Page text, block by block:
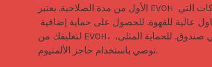
الأول من مدة الصلاحية. يعتبر EVOH خيارًا رائعًا للشركات التي
لتغليفك من EVOH، نوصي بوضعها في صندوق. للحماية المثلى،
نوصي باستخدام حاجز الألمنيوم.